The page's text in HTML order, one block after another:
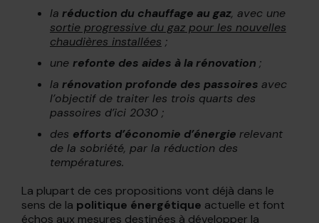
la réduction du chauffage au gaz, avec une
sortie progressive du gaz pour les nouvelles
chaudières installées ;
une refonte des aides à la rénovation ;
la rénovation profonde des passoires avec
l’objectif de traiter les trois quarts des
passoires d’ici 2030 ;
des efforts d’économie d’énergie relevant
de la sobriété, par la réduction des
températures.
La plupart de ces propositions vont déjà dans le
sens de la politique énergétique actuelle et font
échos aux mesures destinées à développer la